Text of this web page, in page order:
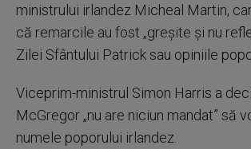
ministrului irlandez Micheal Martin,
că remarcile au fost „greşite şi nu
Zilei Sfântului Patrick sau opiniile
Viceprim-ministrul Simon Harris a
McGregor „nu are niciun mandat” să
numele poporului irlandez.